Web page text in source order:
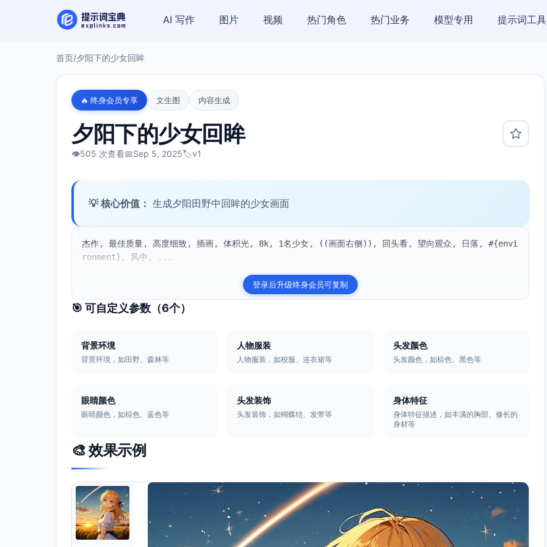
AI 写作 图片 视频 热门角色 热门业务 模型专用 提示词工具
首页/夕阳下的少女回眸
🔥 终身会员专享 文生图 内容生成
夕阳下的少女回眸
👁️505 次查看📅Sep 5, 2025🏷️v1
💡 核心价值： 生成夕阳田野中回眸的少女画面
杰作, 最佳质量, 高度细致, 插画, 体积光, 8k, 1名少女, ((画面右侧)), 回头看, 望向观众, 日落, #{envi
ronment}, 风中, ...
登录后升级终身会员可复制
🎯 可自定义参数（6个）
背景环境
背景环境，如田野、森林等
人物服装
人物服装，如校服、连衣裙等
头发颜色
头发颜色，如棕色、黑色等
眼睛颜色
眼睛颜色，如棕色、蓝色等
头发装饰
头发装饰，如蝴蝶结、发带等
身体特征
身体特征描述，如丰满的胸部、修长的
身材等
🎨 效果示例